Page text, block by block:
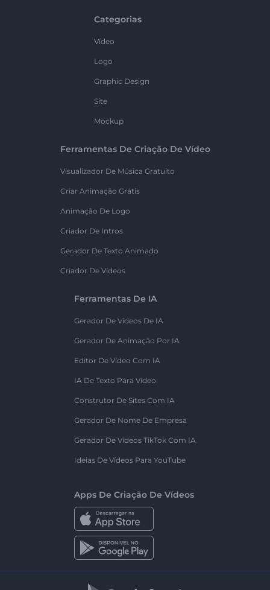
Categorias
Vídeo
Logo
Graphic Design
Site
Mockup
Ferramentas De Criação De Vídeo
Visualizador De Música Gratuito
Criar Animação Grátis
Animação De Logo
Criador De Intros
Gerador De Texto Animado
Criador De Vídeos
Ferramentas De IA
Gerador De Vídeos De IA
Gerador De Animação Por IA
Editor De Vídeo Com IA
IA De Texto Para Vídeo
Construtor De Sites Com IA
Gerador De Nome De Empresa
Gerador De Vídeos TikTok Com IA
Ideias De Vídeos Para YouTube
Apps De Criação De Vídeos